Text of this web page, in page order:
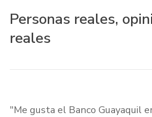
Personas reales,
reales
"Me gusta el Banco Guayaquil